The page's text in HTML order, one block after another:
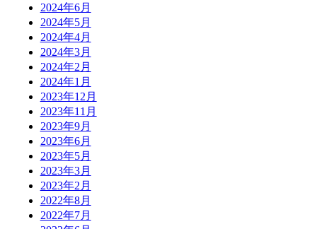
2024年6月
2024年5月
2024年4月
2024年3月
2024年2月
2024年1月
2023年12月
2023年11月
2023年9月
2023年6月
2023年5月
2023年3月
2023年2月
2022年8月
2022年7月